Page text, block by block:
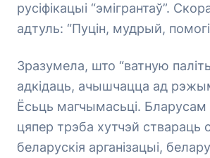
русіфікацыі “эмігрантаў”.
адтуль: “Пуцін, мудрый,
Зразумела, што “ватную
адкідаць, ачышчацца ад
Ёсьць магчымасьці.
цяпер трэба хутчэй ствараць
беларускія арганізацыі,